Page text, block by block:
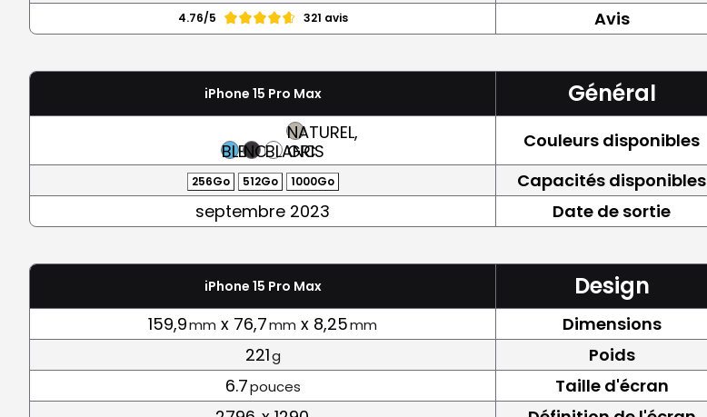
4.76/5 321 avis Avis
iPhone 15 Pro Max Général
BLEUNOIRBLANC
NATUREL,
GRIS
Couleurs disponibles
256Go 512Go 1000Go Capacités disponibles
septembre 2023 Date de sortie
iPhone 15 Pro Max Design
159,9mm x 76,7mm x 8,25mm Dimensions
221g Poids
6.7pouces Taille d'écran